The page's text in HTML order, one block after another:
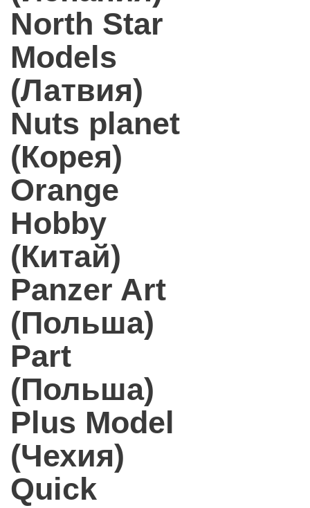
North Star
Models
(Латвия)
Nuts planet
(Корея)
Orange
Hobby
(Китай)
Panzer Art
(Польша)
Part
(Польша)
Plus Model
(Чехия)
Quick